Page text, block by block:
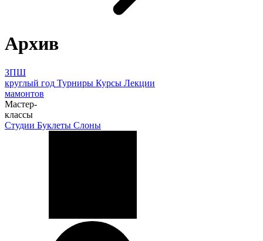
Архив
ЗПШ
круглый год Турниры Курсы Лекции
мамонтов
Мастер-
классы
Студии Буклеты Слоны